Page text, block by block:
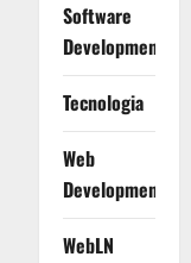
Software
Development
Tecnologia
Web
Development
WebLN